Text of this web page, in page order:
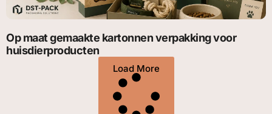
Op maat gemaakte kartonnen verpakking voor
huisdierproducten
Load More